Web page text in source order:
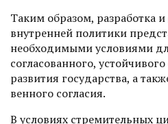
Таким образом, разработка
внутренней политики
необходимыми условиями
согласованного,
развития государства, а
венного согласия.
В условиях стремительных